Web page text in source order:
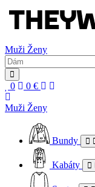
Muži Ženy
0 0 €
Muži Ženy
Bundy
Kabáty